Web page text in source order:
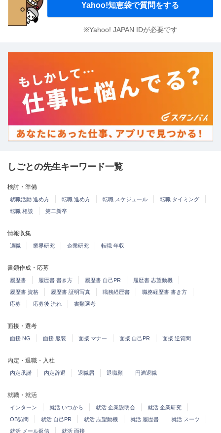
Yahoo!知恵袋で質問をする
※Yahoo! JAPAN IDが必要です
しごとの先生キーワード一覧
検討・準備
就職活動 進め方 転職 進め方 転職 スケジュール
転職 タイミング
転職 相談
第二新卒
情報収集
適職 業界研究 企業研究 転職 年収
書類作成・応募
履歴書 履歴書 書き方 履歴書 自己PR
履歴書 志望動機
履歴書 資格
履歴書 証明写真 職務経歴書
職務経歴書 書き方
応募
応募後 流れ 書類選考
面接・選考
面接 NG 面接 服装 面接 マナー 面接 自己PR 面接 逆質問
内定・退職・入社
内定承諾 内定辞退 退職届 退職願 円満退職
就職・就活
インターン 就活 いつから 就活 企業説明会
就活 企業研究
OB訪問
就活 自己PR 就活 志望動機 就活 履歴書
就活 スーツ
就活 メール返信
就活 面接